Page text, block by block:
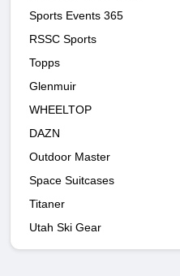
Sports Events 365
RSSC Sports
Topps
Glenmuir
WHEELTOP
DAZN
Outdoor Master
Space Suitcases
Titaner
Utah Ski Gear